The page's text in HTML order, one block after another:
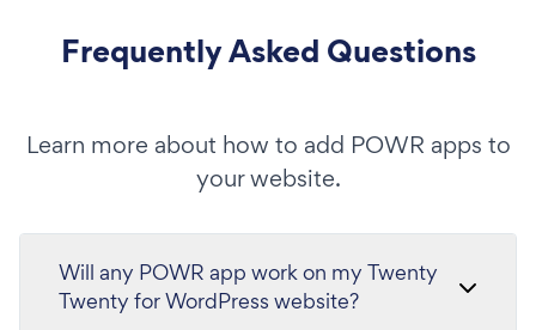
Frequently Asked Questions
Learn more about how to add POWR apps to
your website.
Will any POWR app work on my Twenty
Twenty for WordPress website?